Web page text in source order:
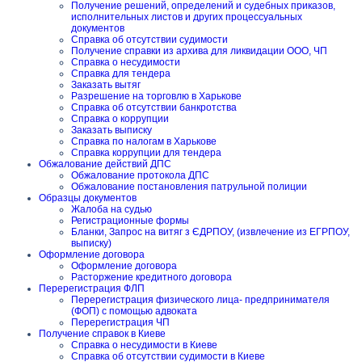
Получение решений, определений и судебных приказов,
исполнительных листов и других процессуальных
документов
Справка об отсутствии судимости
Получение справки из архива для ликвидации ООО, ЧП
Справка о несудимости
Справка для тендера
Заказать вытяг
Разрешение на торговлю в Харькове
Справка об отсутствии банкротства
Справка о коррупции
Заказать выписку
Справка по налогам в Харькове
Справка коррупции для тендера
Обжалование действий ДПС
Обжалование протокола ДПС
Обжалование постановления патрульной полиции
Образцы документов
Жалоба на судью
Регистрационные формы
Бланки, Запрос на витяг з ЄДРПОУ, (извлечение из ЕГРПОУ,
выписку)
Оформление договора
Оформление договора
Расторжение кредитного договора
Перерегистрация ФЛП
Перерегистрация физического лица- предпринимателя
(ФОП) с помощью адвоката
Перерегистрация ЧП
Получение справок в Киеве
Справка о несудимости в Киеве
Справка об отсутствии судимости в Киеве